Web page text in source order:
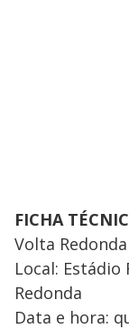
FICHA
Volta
Local:
Redonda
Data e hora: